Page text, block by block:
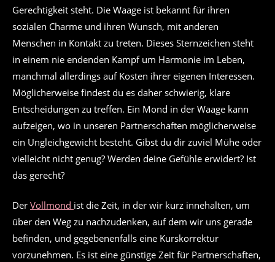
Gerechtigkeit steht. Die Waage ist bekannt für ihren
sozialen Charme und ihren Wunsch, mit anderen
Menschen in Kontakt zu treten. Dieses Sternzeichen steht
in einem nie endenden Kampf um Harmonie im Leben,
manchmal allerdings auf Kosten ihrer eigenen Interessen.
Möglicherweise findest du es daher schwierig, klare
Entscheidungen zu treffen. Ein Mond in der Waage kann
aufzeigen, wo in unseren Partnerschaften möglicherweise
ein Ungleichgewicht besteht. Gibst du dir zuviel Mühe oder
vielleicht nicht genug? Werden deine Gefühle erwidert? Ist
das gerecht?
Der Vollmond ist die Zeit, in der wir kurz innehalten, um
über den Weg zu nachzudenken, auf dem wir uns gerade
befinden, und gegebenenfalls eine Kurskorrektur
vorzunehmen. Es ist eine günstige Zeit für Partnerschaften,